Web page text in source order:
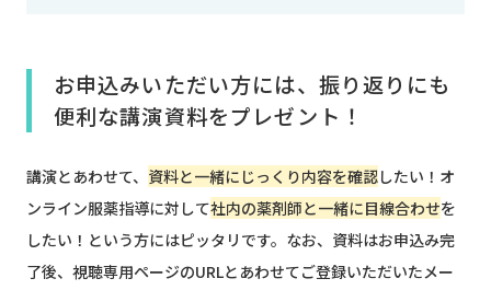
お申込みいただい方には、振り返りにも
便利な講演資料をプレゼント！
講演とあわせて、 資料と一緒にじっくり内容を確認したい！オ
ンライン服薬指導に対して社内の薬剤師と一緒に目線合わせを
したい！という方にはピッタリです。なお、資料はお申込み完
了後、視聴専用ページのURLとあわせてご登録いただいたメー